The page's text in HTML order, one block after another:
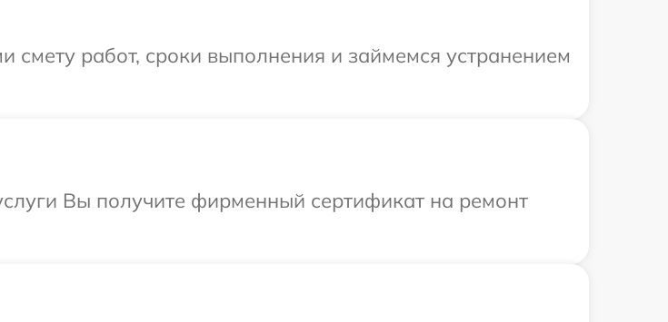
смету работ, сроки выполнения и займемся устранением
Вы получите фирменный сертификат на ремонт